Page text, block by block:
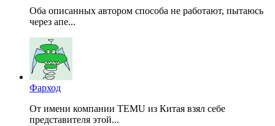
Оба описанных автором способа не работают, пытаюсь
через апе...
Фарход
От имени компании TEMU из Китая взял себе
представителя этой...